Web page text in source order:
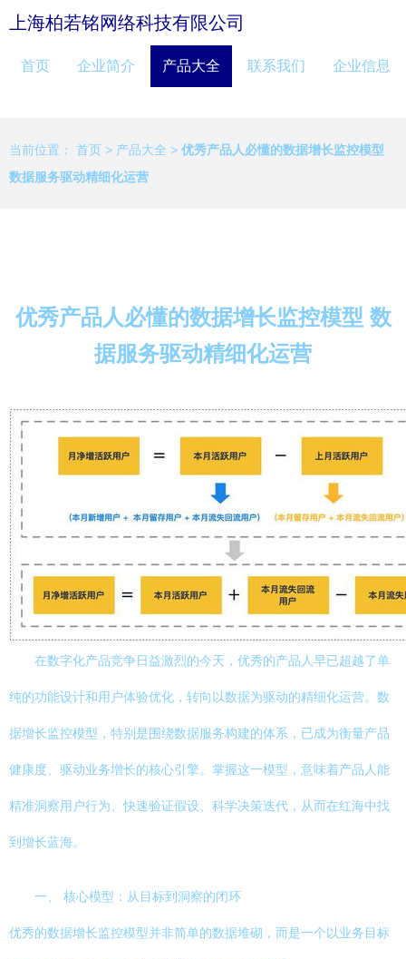
上海柏若铭网络科技有限公司
首页 企业简介 产品大全 联系我们 企业信息
当前位置： 首页 > 产品大全 > 优秀产品人必懂的数据增长监控模型
数据服务驱动精细化运营
优秀产品人必懂的数据增长监控模型 数
据服务驱动精细化运营
在数字化产品竞争日益激烈的今天，优秀的产品人早已超越了单
纯的功能设计和用户体验优化，转向以数据为驱动的精细化运营。数
据增长监控模型，特别是围绕数据服务构建的体系，已成为衡量产品
健康度、驱动业务增长的核心引擎。掌握这一模型，意味着产品人能
精准洞察用户行为、快速验证假设、科学决策迭代，从而在红海中找
到增长蓝海。
一、 核心模型：从目标到洞察的闭环
优秀的数据增长监控模型并非简单的数据堆砌，而是一个以业务目标